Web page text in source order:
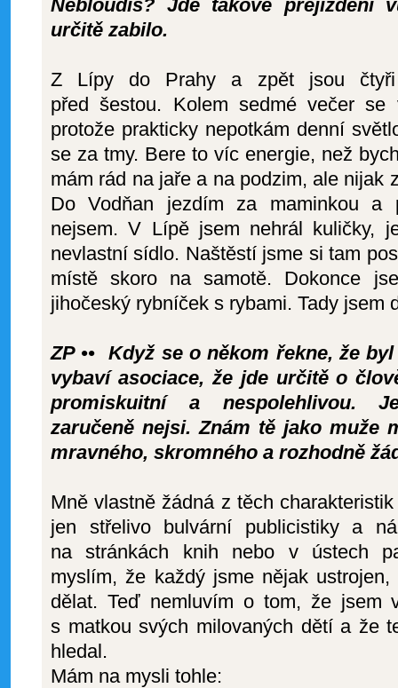
Nebloudíš? Jde takové přejíždění
určitě zabilo.
Z Lípy do Prahy a zpět jsou čtyři
před šestou. Kolem sedmé večer
protože prakticky nepotkám denní
se za tmy. Bere to víc energie, než
mám rád na jaře a na podzim, ale nijak
Do Vodňan jezdím za maminkou a
nejsem. V Lípě jsem nehrál kuličky,
nevlastní sídlo. Naštěstí jsme si tam
místě skoro na samotě. Dokonce
jihočeský rybníček s rybami. Tady jsem
ZP •• Když se o někom řekne, že
vybaví asociace, že jde určitě o
promiskuitní a nespolehlivou.
zaručeně nejsi. Znám tě jako muže
mravného, skromného a rozhodně
Mně vlastně žádná z těch
jen střelivo bulvární publicistiky a
na stránkách knih nebo v ústech
myslím, že každý jsme nějak
dělat. Teď nemluvím o tom, že jsem
s matkou svých milovaných dětí a že
hledal.
Mám na mysli tohle: